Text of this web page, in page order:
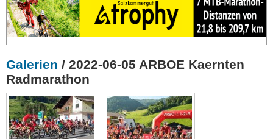
Galerien / 2022-06-05 ARBOE Kaernten
Radmarathon